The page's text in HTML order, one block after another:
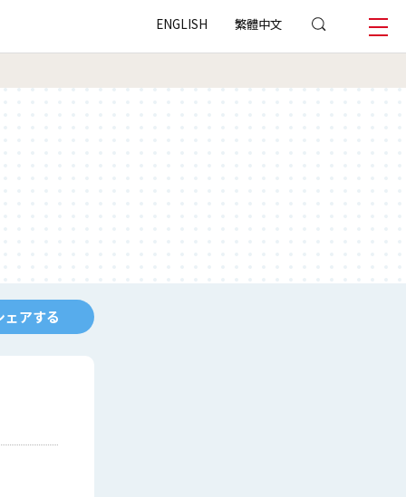
ENGLISH 繁體中文
ェアする